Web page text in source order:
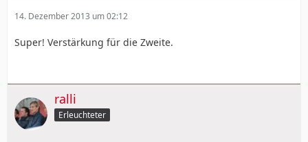
14. Dezember 2013 um 02:12
Super! Verstärkung für die Zweite.
ralli
Erleuchteter